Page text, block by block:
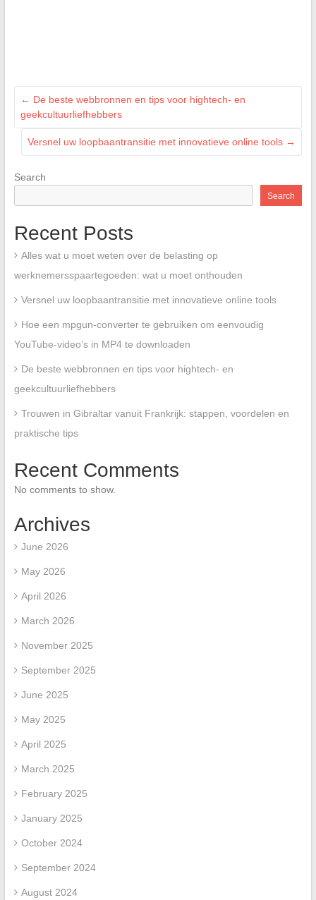
← De beste webbronnen en tips voor hightech- en
geekcultuurliefhebbers
Versnel uw loopbaantransitie met innovatieve online tools →
Search
Search
Recent Posts
Alles wat u moet weten over de belasting op
werknemersspaartegoeden: wat u moet onthouden
Versnel uw loopbaantransitie met innovatieve online tools
Hoe een mpgun-converter te gebruiken om eenvoudig
YouTube-video’s in MP4 te downloaden
De beste webbronnen en tips voor hightech- en
geekcultuurliefhebbers
Trouwen in Gibraltar vanuit Frankrijk: stappen, voordelen en
praktische tips
Recent Comments
No comments to show.
Archives
June 2026
May 2026
April 2026
March 2026
November 2025
September 2025
June 2025
May 2025
April 2025
March 2025
February 2025
January 2025
October 2024
September 2024
August 2024